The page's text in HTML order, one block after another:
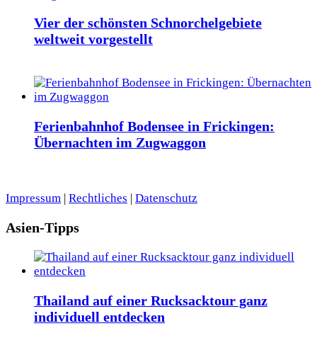
Vier der schönsten Schnorchelgebiete
weltweit vorgestellt
Ferienbahnhof Bodensee in Frickingen:
Übernachten im Zugwaggon
Impressum | Rechtliches | Datenschutz
Asien-Tipps
Thailand auf einer Rucksacktour ganz
individuell entdecken